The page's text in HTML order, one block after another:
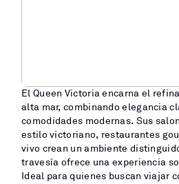
El Queen Victoria encarna el
alta mar, combinando elegancia
comodidades modernas. Sus
estilo victoriano, restaurantes
vivo crean un ambiente
travesía ofrece una experiencia
Ideal para quienes buscan viajar